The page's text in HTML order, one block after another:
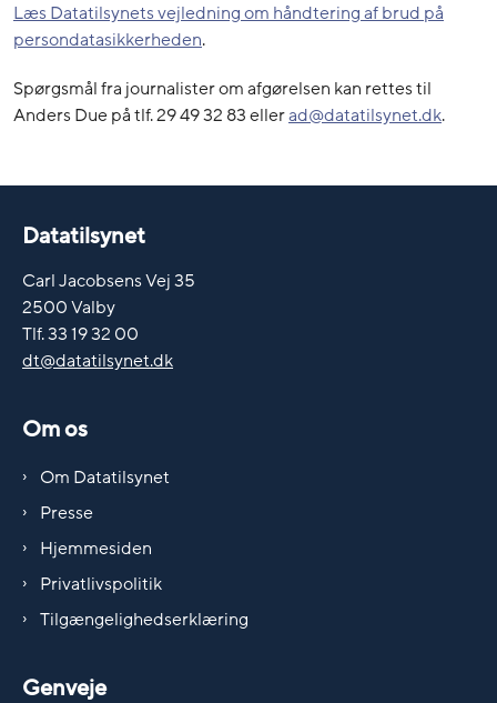
Læs Datatilsynets vejledning om håndtering af brud på
persondatasikkerheden.
Spørgsmål fra journalister om afgørelsen kan rettes til
Anders Due på tlf. 29 49 32 83 ellerad@datatilsynet.dk.
Datatilsynet
Carl Jacobsens Vej 35
2500 Valby
Tlf. 33 19 32 00
dt@datatilsynet.dk
Om os
Om Datatilsynet
Presse
Hjemmesiden
Privatlivspolitik
Tilgængelighedserklæring
Genveje